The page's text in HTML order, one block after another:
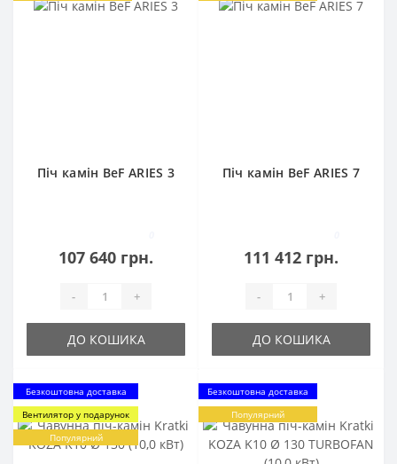
Піч камін BeF ARIES 3
107 640 грн.
- +
ДО КОШИКА
Піч камін BeF ARIES 7
111 412 грн.
- +
ДО КОШИКА
Безкоштовна доставка
Вентилятор у подарунок
Популярний
Безкоштовна доставка
Популярний